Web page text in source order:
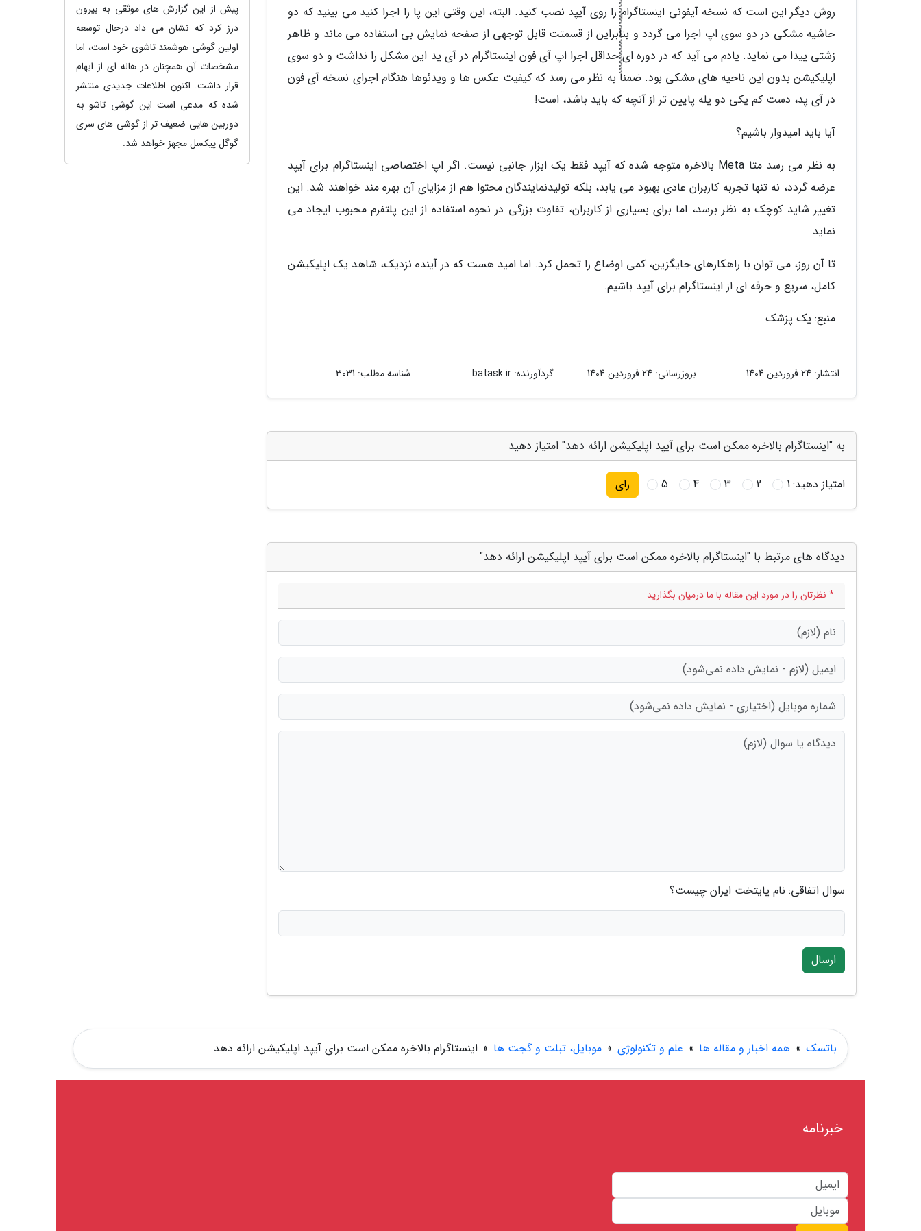
روش دیگر این است که نسخه آیفونی اینستاگرام را روی آیپد نصب کنید. البته، این وقتی این پا را اجرا کنید می بینید که دو
حاشیه مشکی در دو سوی اپ اجرا می گردد و بنابراین از قسمتت قابل توجهی از صفحه نمایش بی استفاده می ماند و ظاهر
زشتی پیدا می نماید. یادم می آید که در دوره ای حداقل اجرا اپ آی فون اینستاگرام در آی پد این مشکل را نداشت و دو سوی
اپلیکیشن بدون این ناحیه های مشکی بود. ضمناًًًًًًًًًًًًًًًًًًًًًًًًًًًًًًًًًًًًًًًًًًًًًًًًًًًًًًًًًًًًًًًًًًًًًًًًًًًًًًًًًًًًًًًًًًًًًًًًًًًًًًًًًًًًًًًًًًًًًًًًًًًًًًًًًًًًًًًًًًًًًًًًًًًًًًًًًًًًًًًًًًًًًًًًًًًًًًًًًًًًًًًًًًًًًًًًًًًًًًًًًًًًًًًًًًًًًًًًًًًً به نظر می رسد که کیفیت عکس ها و ویدئوها هنگام اجرای نسخه آی فون
در آی پد، دست کم یکی دو پله پایین تر از آنچه که باید باشد، است!
آیا باید امیدوار باشیم؟
به نظر می رسد متا Meta بالاخره متوجه شده که آیپد فقط یک ابزار جانبی نیست. اگر اپ اختصاصی اینستاگرام برای آیپد
عرضه گردد، نه تنها تجربه کاربران عادی بهبود می یابد، بلکه تولیدنمایندگان محتوا هم از مزایای آن بهره مند خواهند شد. این
تغییر شاید کوچک به نظر برسد، اما برای بسیاری از کاربران، تفاوت بزرگی در نحوه استفاده از این پلتفرم محبوب ایجاد می
نماید.
تا آن روز، می توان با راهکارهای جایگزین، کمی اوضاع را تحمل کرد. اما امید هست که در آینده نزدیک، شاهد یک اپلیکیشن
کامل، سریع و حرفه ای از اینستاگرام برای آیپد باشیم.
منبع: یک پزشک
انتشار: 24 فروردین 1404 بروزرسانی: 24 فروردین 1404 گردآورنده:batask.ir شناسه مطلب: 3031
به "اینستاگرام بالاخره ممکن است برای آیپد اپلیکیشن ارائه دهد" امتیاز دهید
امتیاز دهید:1
2
3
4
5 رای
دیدگاه های مرتبط با "اینستاگرام بالاخره ممکن است برای آیپد اپلیکیشن ارائه دهد"
* نظرتان را در مورد این مقاله با ما درمیان بگذارید
سوال اتفاقی: نام پایتخت ایران چیست؟
ارسال
پیش از این گزارش های موثقی به بیرون
درز کرد که نشان می داد درحال توسعه
اولین گوشی هوشمند تاشوی خود است، اما
مشخصات آن همچنان در هاله ای از ابهام
قرار داشت. اکنون اطلاعات جدیدی منتشر
شده که مدعی است این گوشی تاشو به
دوربین هایی ضعیف تر از گوشی های سری
گوگل پیکسل مجهز خواهد شد.
باتسک » همه اخبار و مقاله ها » علم و تکنولوژی » موبایل، تبلت و گجت ها » اینستاگرام بالاخره ممکن است برای آیپد اپلیکیشن ارائه دهد
خبرنامه